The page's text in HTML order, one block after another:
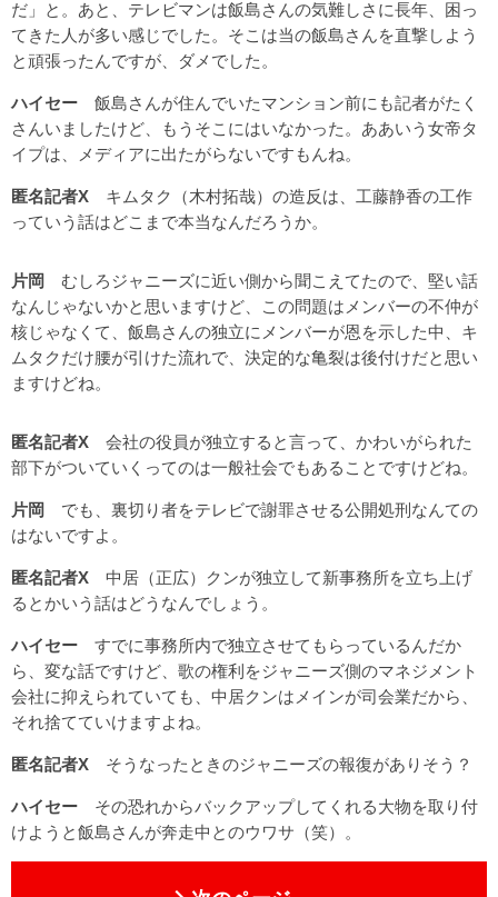
だ」と。あと、テレビマンは飯島さんの気難しさに長年、困っ
てきた人が多い感じでした。そこは当の飯島さんを直撃しよう
と頑張ったんですが、ダメでした。
ハイセー 飯島さんが住んでいたマンション前にも記者がたく
さんいましたけど、もうそこにはいなかった。ああいう女帝タ
イプは、メディアに出たがらないですもんね。
匿名記者X キムタク（木村拓哉）の造反は、工藤静香の工作
っていう話はどこまで本当なんだろうか。
片岡
むしろジャニーズに近い側から聞こえてたので、堅い話
なんじゃないかと思いますけど、この問題はメンバーの不仲が
核じゃなくて、飯島さんの独立にメンバーが恩を示した中、キ
ムタクだけ腰が引けた流れで、決定的な亀裂は後付けだと思い
ますけどね。
匿名記者X 会社の役員が独立すると言って、かわいがられた
部下がついていくってのは一般社会でもあることですけどね。
片岡
でも、裏切り者をテレビで謝罪させる公開処刑なんての
はないですよ。
匿名記者X 中居（正広）クンが独立して新事務所を立ち上げ
るとかいう話はどうなんでしょう。
ハイセー すでに事務所内で独立させてもらっているんだか
ら、変な話ですけど、歌の権利をジャニーズ側のマネジメント
会社に抑えられていても、中居クンはメインが司会業だから、
それ捨てていけますよね。
匿名記者X そうなったときのジャニーズの報復がありそう？
ハイセー その恐れからバックアップしてくれる大物を取り付
けようと飯島さんが奔走中とのウワサ（笑）。